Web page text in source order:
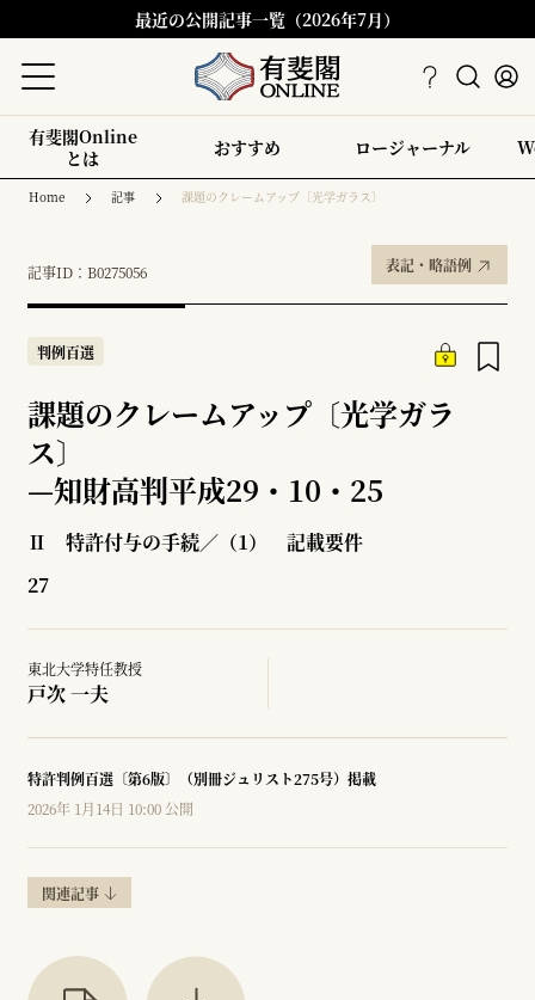
最近の公開記事一覧（2026年7月）
有斐閣Online
とは
おすすめ ロージャーナル
Home 記事 課題のクレームアップ〔光学ガラス〕
記事ID：B0275056 表記・略語例
判例百選
課題のクレームアップ〔光学ガラ
ス〕
—知財高判平成29・10・25
Ⅱ 特許付与の手続／（1） 記載要件
27
東北大学特任教授
戸次 一夫
特許判例百選〔第6版〕（別冊ジュリスト275号）掲載
2026年 1月14日 10:00 公開
関連記事